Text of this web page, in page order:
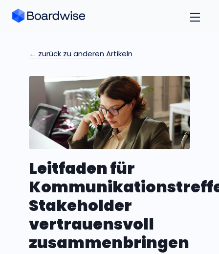
← zurück zu anderen Artikeln
Leitfaden für
Stakeholder
vertrauensvoll
zusammenbringen